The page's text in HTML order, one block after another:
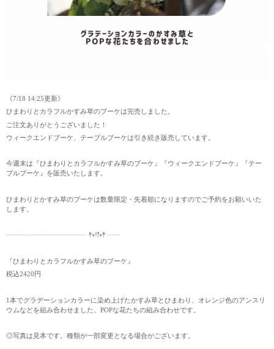
《7/18 14:25更新》
ひまわりとカラフルかすみ草のブーケは完売しました。
ご注文ありがとうございました！
⁡ウィークエンドブーケ、テーブルブーケは引き続き販売しています。
今週末は『ひまわりとカラフルかすみ草のブーケ』『ウィークエンドブーケ』『テー
ブルブーケ』を販売いたします。
ひまわりとかすみ草のブーケは数量限定・先着順になりますのでご予約をお願いいた
します。
┈┈┈┈┈┈┈┈┈┈┈┈ 𖤣𖥧𖥣𖡡𖥧𖤣 ┈┈
『ひまわりとカラフルかすみ草のブーケ』
税込2420円
1本でグラデーションカラーに染め上げたかすみ草とひまわり、オレンジ色のアンスリ
ウムなどを組み合わせました。POPな花たちの組み合わせです。
◎写真は見本です。種類が一部変更となる場合がございます。